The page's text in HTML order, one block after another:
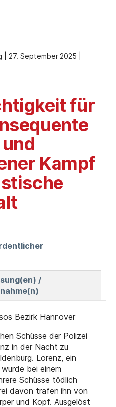
27. September 2025 |
für
Kampf
/
Bezirk Hannover
Schüsse der Polizei
in der Nacht zu
Lorenz, ein
bei einem
Schüsse tödlich
davon trafen ihn von
und Kopf. Ausgelöst